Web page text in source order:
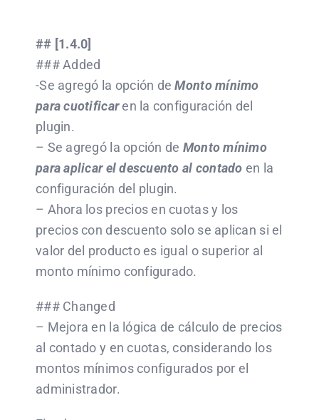
## [1.4.0]
### Added
-Se agregó la opción deMonto mínimo
para cuotificaren la configuración del
plugin.
– Se agregó la opción de Monto mínimo
para aplicar el descuento al contado en la
configuración del plugin.
– Ahora los precios en cuotas y los
precios con descuento solo se aplican si el
valor del producto es igual o superior al
monto mínimo configurado.
### Changed
– Mejora en la lógica de cálculo de precios
al contado y en cuotas, considerando los
montos mínimos configurados por el
administrador.